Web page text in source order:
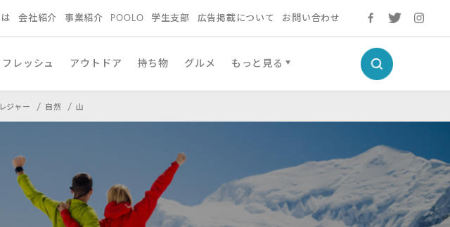
会社紹介 事業紹介 POOLO 学生支部 広告掲載について お問い合わせ
フレッシュ アウトドア 持ち物 グルメ もっと見る
ジャー 自然 山